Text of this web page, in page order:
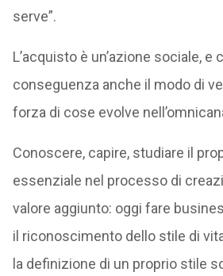
serve”.
L’acquisto è un’azione sociale, e
conseguenza anche il modo di
forza di cose evolve
Conoscere, capire, studiare il
essenziale nel processo di
valore aggiunto: oggi fare
il riconoscimento dello stile di
la definizione di un proprio stile